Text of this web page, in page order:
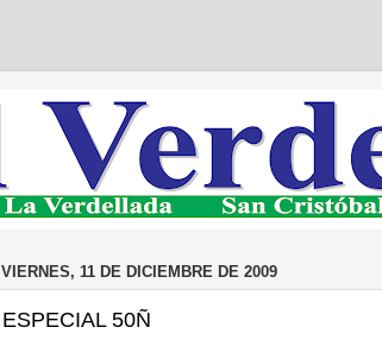
VIERNES, 11 DE DICIEMBRE DE 2009
ESPECIAL 50Ñ